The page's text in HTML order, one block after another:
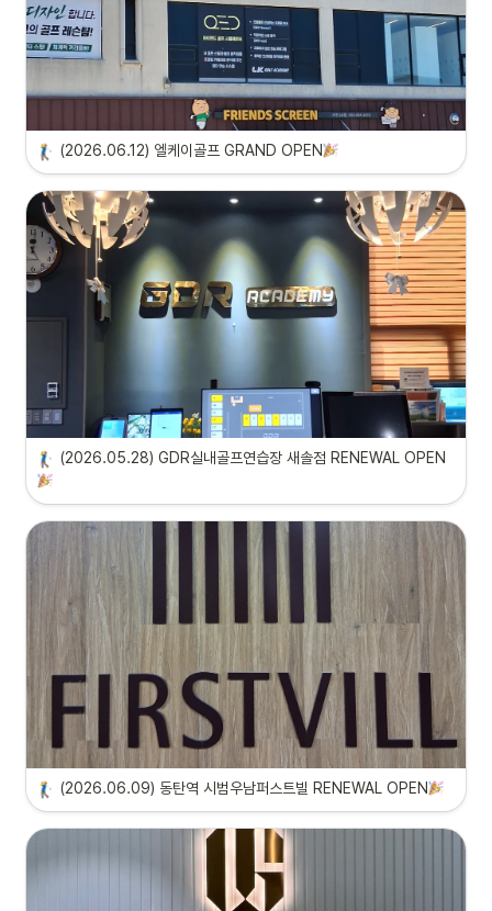
(2026.06.12) 엘케이골프 GRAND OPEN
(2026.05.28) GDR실내골프연습장 새솔점 RENEWAL OPEN
(2026.06.09) 동탄역 시범우남퍼스트빌 RENEWAL OPEN